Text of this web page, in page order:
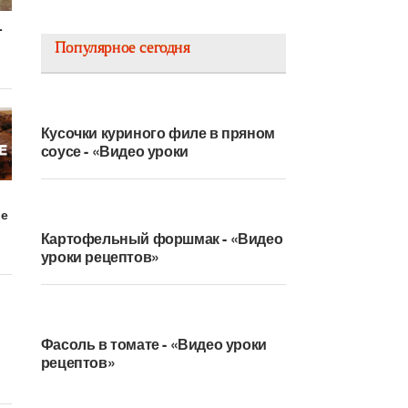
Популярное сегодня
Кусочки куриного филе в пряном
соусе - «Видео уроки
Картофельный форшмак - «Видео
уроки рецептов»
Фасоль в томате - «Видео уроки
рецептов»